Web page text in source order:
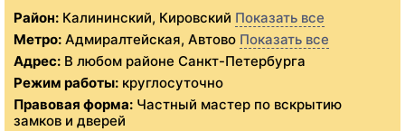
Район: Калининский, Кировский Показать все
Метро: Адмиралтейская, Автово Показать все
Адрес: В любом районе Санкт-Петербурга
Режим работы: круглосуточно
Правовая форма: Частный мастер по вскрытию
замков и дверей